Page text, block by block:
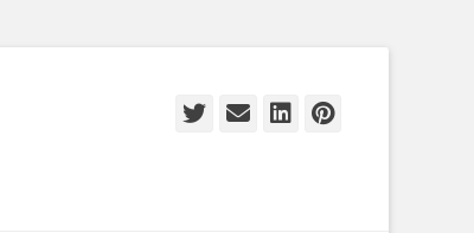
Twitter
E-
LinkedIn